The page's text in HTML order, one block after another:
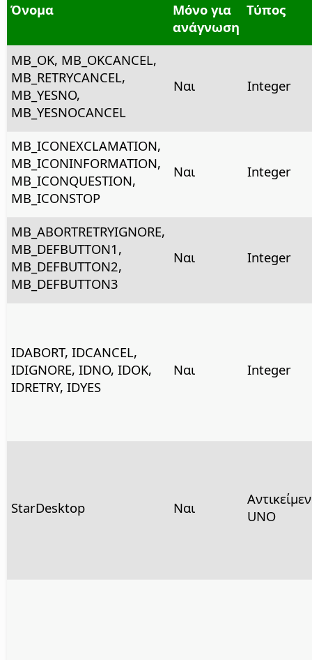
Όνομα
Μόνο για
ανάγνωση
Τύπος
MB_OK, MB_OKCANCEL,
MB_RETRYCANCEL,
MB_YESNO,
MB_YESNOCANCEL
Ναι Integer
MB_ICONEXCLAMATION,
MB_ICONINFORMATION,
MB_ICONQUESTION,
MB_ICONSTOP
Ναι Integer
MB_ABORTRETRYIGNORE,
MB_DEFBUTTON1,
MB_DEFBUTTON2,
MB_DEFBUTTON3
Ναι Integer
IDABORT, IDCANCEL,
IDIGNORE, IDNO, IDOK,
IDRETRY, IDYES
Ναι Integer
StarDesktop Ναι
UNO